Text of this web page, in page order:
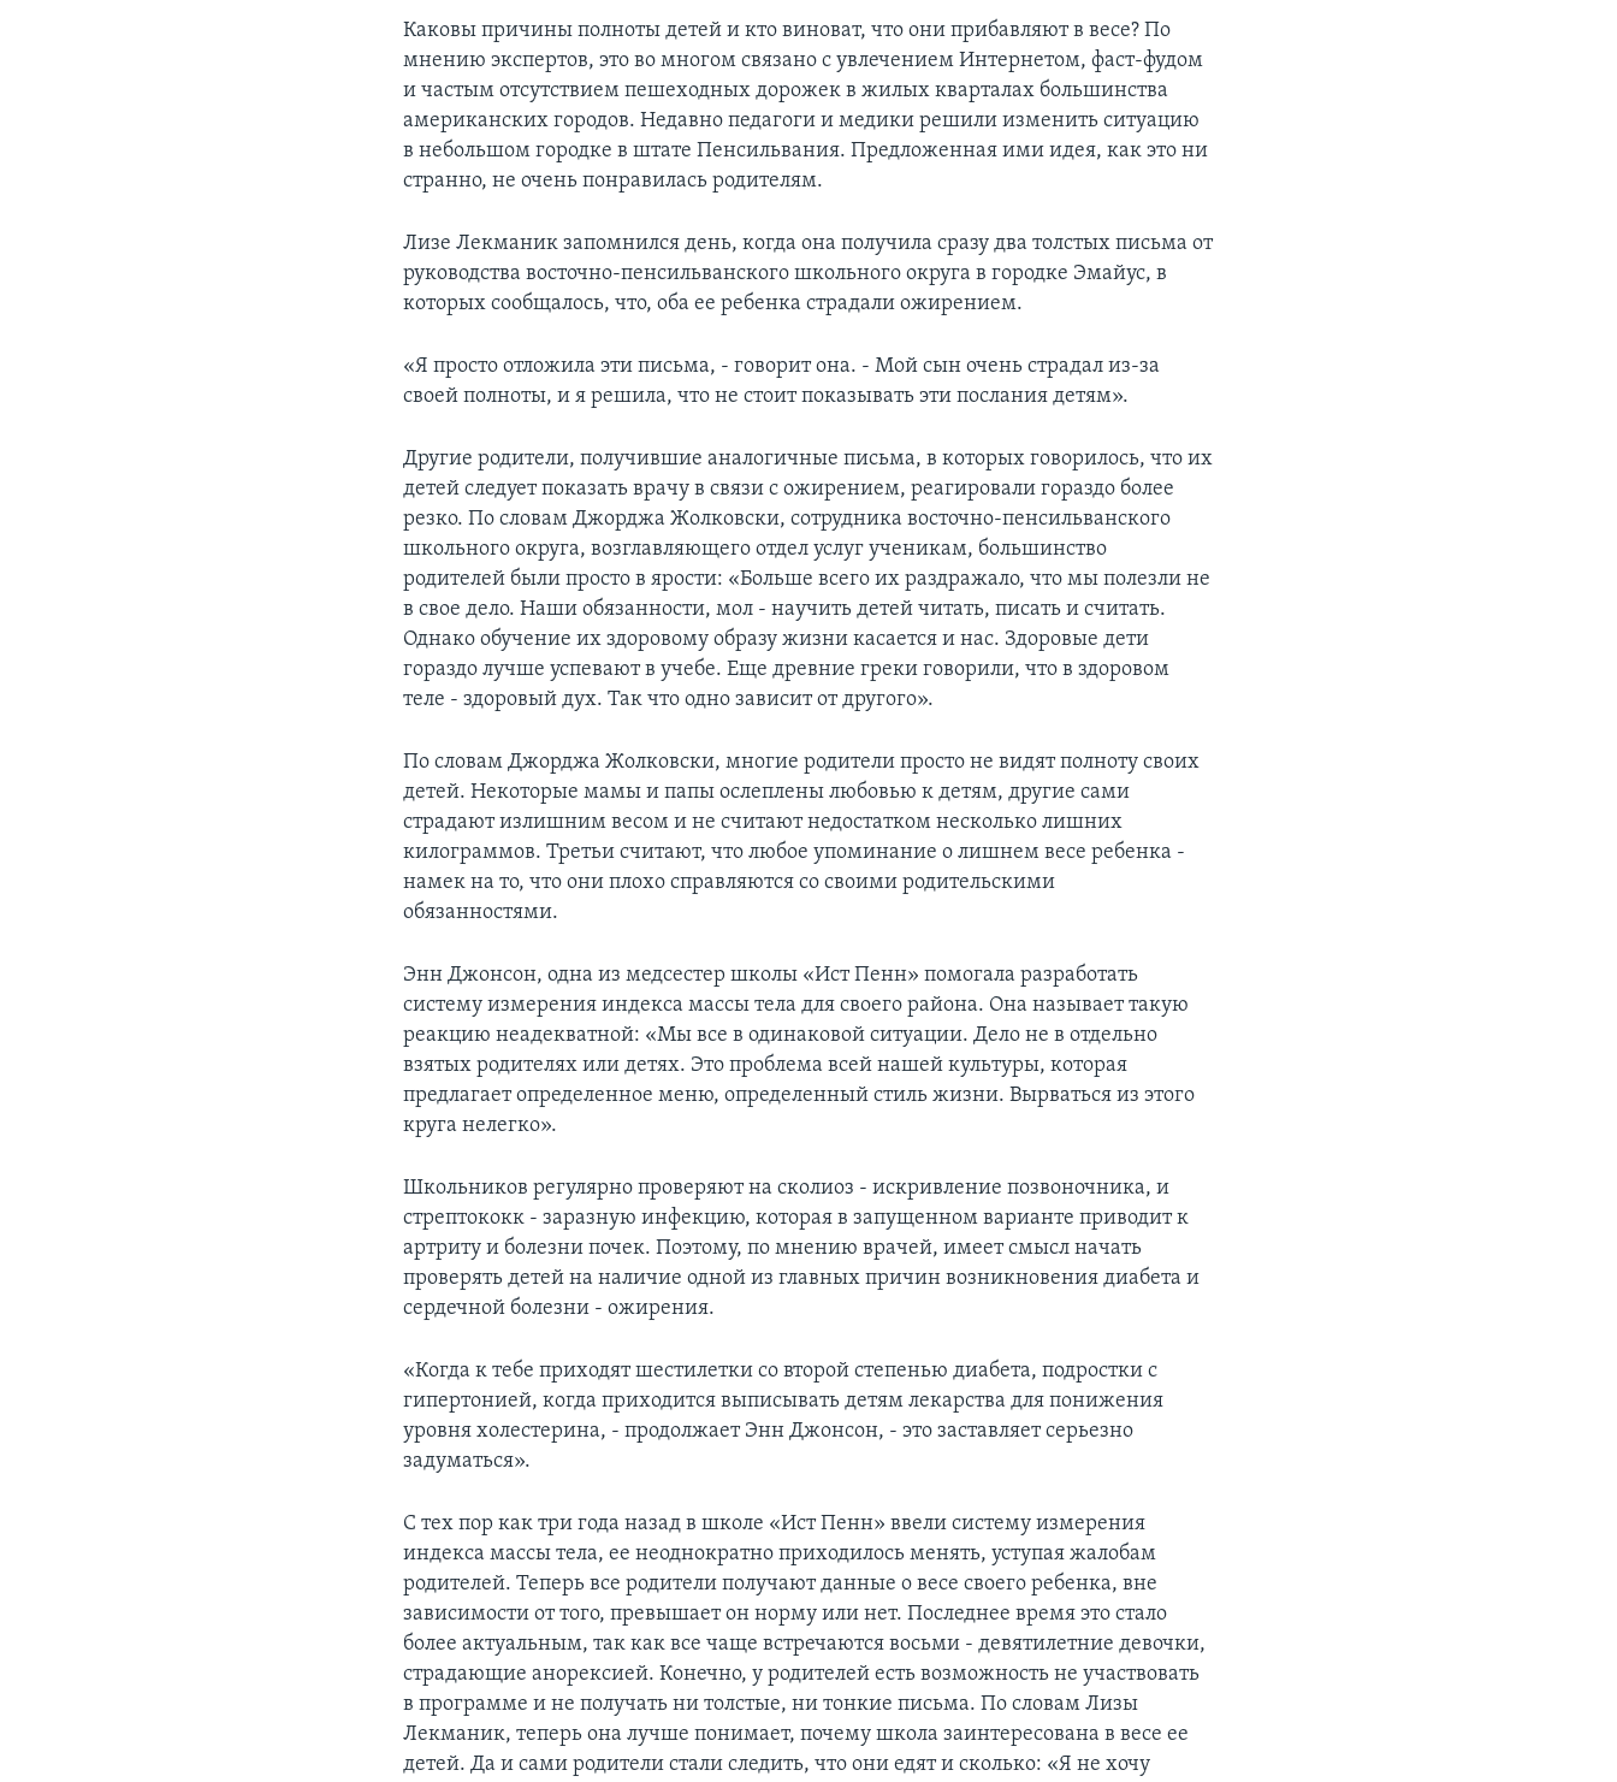
Каковы причины полноты детей и кто виноват, что они прибавляют в весе? По
мнению экспертов, это во многом связано с увлечением Интернетом, фаст-фудом
и частым отсутствием пешеходных дорожек в жилых кварталах большинства
американских городов. Недавно педагоги и медики решили изменить ситуацию
в небольшом городке в штате Пенсильвания. Предложенная ими идея, как это ни
странно, не очень понравилась родителям.
Лизе Лекманик запомнился день, когда она получила сразу два толстых письма от
руководства восточно-пенсильванского школьного округа в городке Эмайус, в
которых сообщалось, что, оба ее ребенка страдали ожирением.
«Я просто отложила эти письма, - говорит она. - Мой сын очень страдал из-за
своей полноты, и я решила, что не стоит показывать эти послания детям».
Другие родители, получившие аналогичные письма, в которых говорилось, что их
детей следует показать врачу в связи с ожирением, реагировали гораздо более
резко. По словам Джорджа Жолковски, сотрудника восточно-пенсильванского
школьного округа, возглавляющего отдел услуг ученикам, большинство
родителей были просто в ярости: «Больше всего их раздражало, что мы полезли не
в свое дело. Наши обязанности, мол - научить детей читать, писать и считать.
Однако обучение их здоровому образу жизни касается и нас. Здоровые дети
гораздо лучше успевают в учебе. Еще древние греки говорили, что в здоровом
теле - здоровый дух. Так что одно зависит от другого».
По словам Джорджа Жолковски, многие родители просто не видят полноту своих
детей. Некоторые мамы и папы ослеплены любовью к детям, другие сами
страдают излишним весом и не считают недостатком несколько лишних
килограммов. Третьи считают, что любое упоминание о лишнем весе ребенка -
намек на то, что они плохо справляются со своими родительскими
обязанностями.
Энн Джонсон, одна из медсестер школы «Ист Пенн» помогала разработать
систему измерения индекса массы тела для своего района. Она называет такую
реакцию неадекватной: «Мы все в одинаковой ситуации. Дело не в отдельно
взятых родителях или детях. Это проблема всей нашей культуры, которая
предлагает определенное меню, определенный стиль жизни. Вырваться из этого
круга нелегко».
Школьников регулярно проверяют на сколиоз - искривление позвоночника, и
стрептококк - заразную инфекцию, которая в запущенном варианте приводит к
артриту и болезни почек. Поэтому, по мнению врачей, имеет смысл начать
проверять детей на наличие одной из главных причин возникновения диабета и
сердечной болезни - ожирения.
«Когда к тебе приходят шестилетки со второй степенью диабета, подростки с
гипертонией, когда приходится выписывать детям лекарства для понижения
уровня холестерина, - продолжает Энн Джонсон, - это заставляет серьезно
задуматься».
С тех пор как три года назад в школе «Ист Пенн» ввели систему измерения
индекса массы тела, ее неоднократно приходилось менять, уступая жалобам
родителей. Теперь все родители получают данные о весе своего ребенка, вне
зависимости от того, превышает он норму или нет. Последнее время это стало
более актуальным, так как все чаще встречаются восьми - девятилетние девочки,
страдающие анорексией. Конечно, у родителей есть возможность не участвовать
в программе и не получать ни толстые, ни тонкие письма. По словам Лизы
Лекманик, теперь она лучше понимает, почему школа заинтересована в весе ее
детей. Да и сами родители стали следить, что они едят и сколько: «Я не хочу